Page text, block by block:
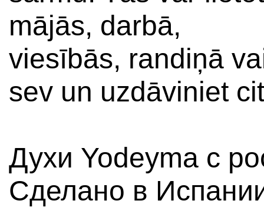
mājās, darbā,
viesībās, randiņā
sev un uzdāviniet
Духи Yodeyma с
Сделано в